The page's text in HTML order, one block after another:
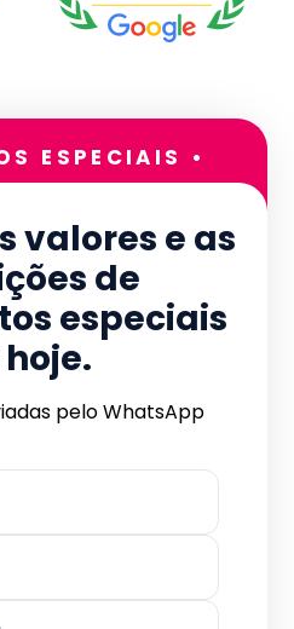
ESPECIAIS •
valores e as
de
especiais
pelo WhatsApp